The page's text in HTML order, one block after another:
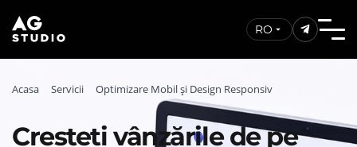
RO
Acasa Servicii Optimizare Mobil și Design Responsiv
Creșteți vânzările de pe